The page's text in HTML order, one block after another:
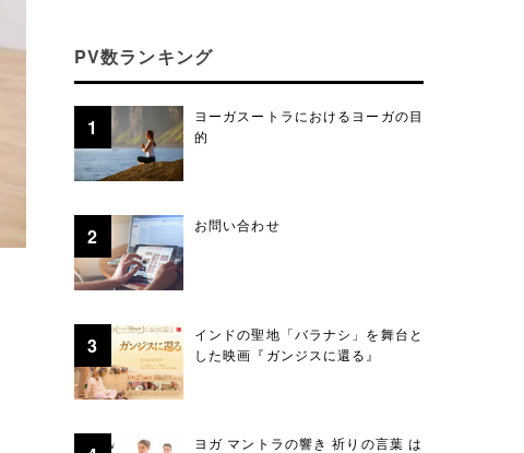
PV数ランキング
ヨーガスートラにおけるヨーガの目
的
お問い合わせ
インドの聖地「バラナシ」を舞台と
した映画『ガンジスに還る』
ヨガ マントラの響き 祈りの言葉 は